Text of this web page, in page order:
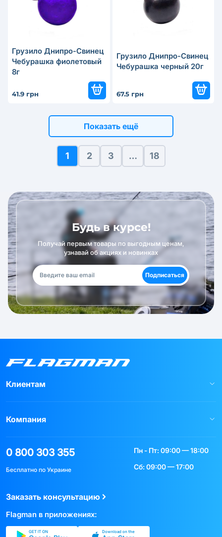
Грузило Днипро-Свинец
Чебурашка фиолетовый
8г
41.9 грн
Грузило Днипро-Свинец
Чебурашка черный 20г
67.5 грн
1 2 3 … 18
Показать ещё
Будь в курсе!
Получай первым товары по выгодным ценам,
узнавай об акциях и новинках
Подписаться
Клиентам
Компания
0 800 303 355
Бесплатно по Украине
Пн - Пт: 09:00 — 18:00
Сб: 09:00 — 17:00
Заказать консультацию
Flagman в приложениях:
GET IT ON Download on the